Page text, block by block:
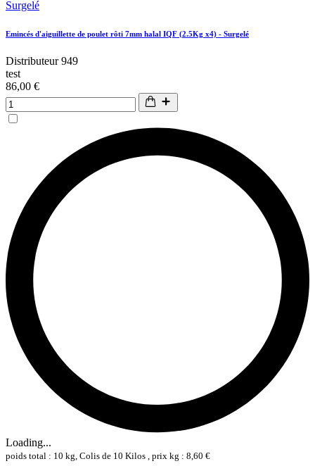
Emincés d'aiguillette de poulet rôti 7mm halal IQF (2.5Kg x4) - Surgelé
Distributeur 949
test
86,00 €
Loading...
poids total : 10 kg, Colis de 10 Kilos , prix kg : 8,60 €